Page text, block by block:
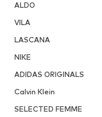
ALDO
VILA
LASCANA
NIKE
ADIDAS ORIGINALS
Calvin Klein
SELECTED FEMME